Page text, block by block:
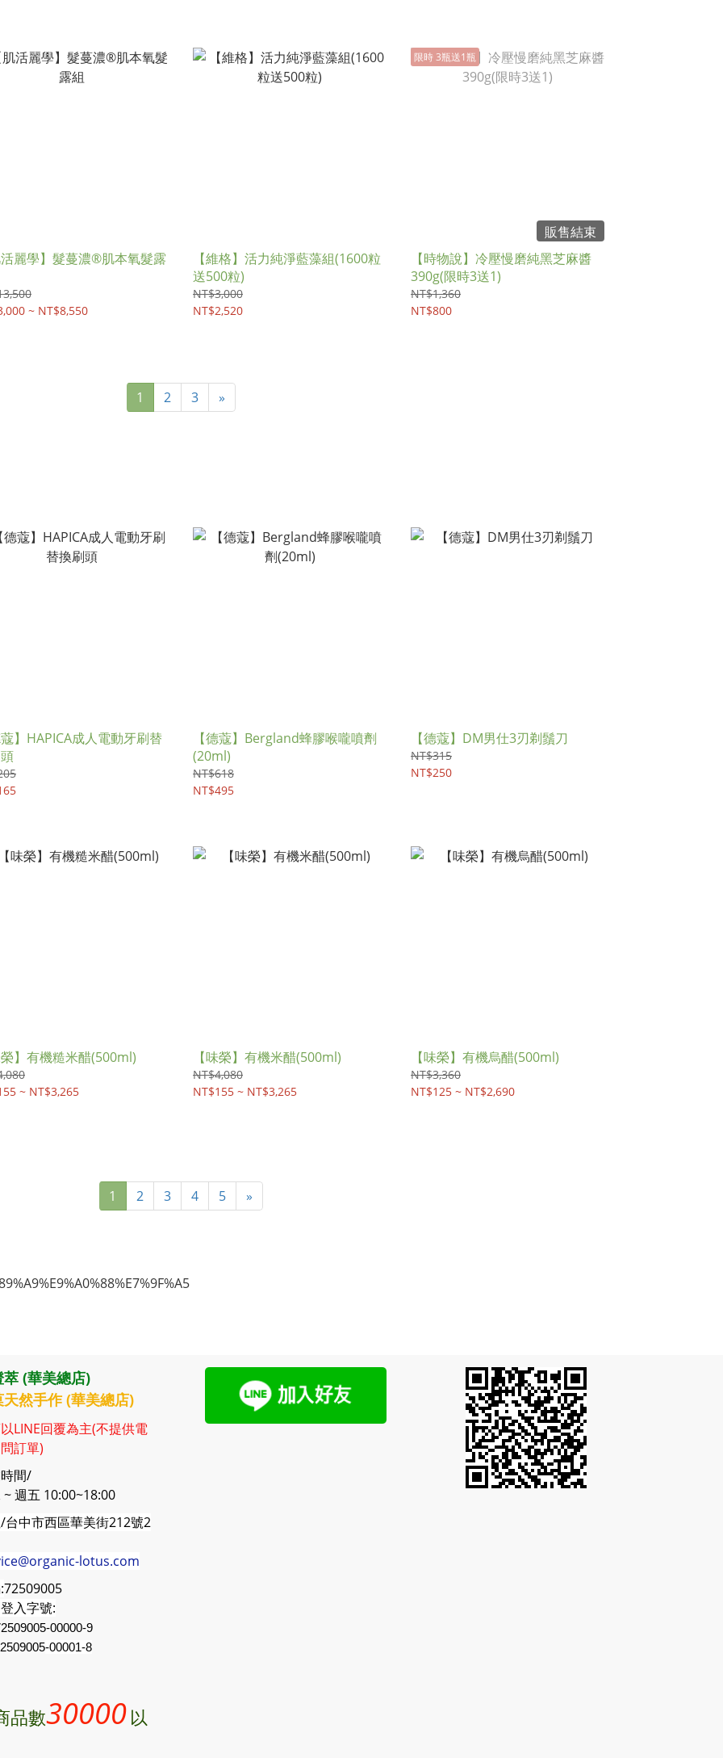
麗學】髮蔓濃®肌本氧髮露
~ NT$8,550
【維格】活力純淨藍藻組(1600粒
送500粒)
NT$3,000
NT$2,520
限時 3瓶送1瓶
販售結束
【時物說】冷壓慢磨純黑芝麻醬
390g(限時3送1)
NT$1,360
NT$800
1 2 3 »
】HAPICA成人電動牙刷替
【德蔻】Bergland蜂膠喉嚨噴劑
(20ml)
NT$618
NT$495
【德蔻】DM男仕3刃剃鬚刀
NT$315
NT$250
】有機糙米醋(500ml)
~ NT$3,265
【味榮】有機米醋(500ml)
NT$4,080
NT$155 ~ NT$3,265
【味榮】有機烏醋(500ml)
NT$3,360
NT$125 ~ NT$2,690
1 2 3 4 5 »
萃 (華美總店)
天然手作 (華美總店)
LINE回覆為主(不提供電
訂單)
間/
~ 週五 10:00~18:00
台中市西區華美街212號2
lotus.com
72509005
入字號:
00000-9
-00001-8
品數30000 以